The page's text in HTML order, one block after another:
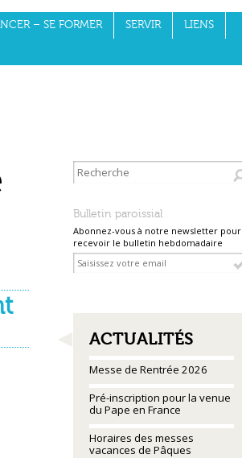
– SE FORMER SERVIR LIENS
Bulletin paroissial
Abonnez-vous à notre newsletter pour
recevoir le bulletin hebdomadaire
NAVIGATION
ACTUALITÉS
Messe de Rentrée 2026
Pré-inscription pour la venue
du Pape en France
Horaires des messes
vacances de Pâques